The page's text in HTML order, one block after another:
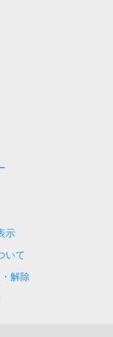
示
いて
解除